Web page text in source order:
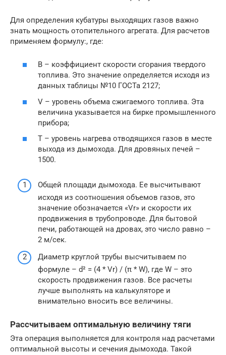
Для определения кубатуры выходящих газов важно
знать мощность отопительного агрегата. Для расчетов
применяем формулу:, где:
В – коэффициент скорости сгорания твердого
топлива. Это значение определяется исходя из
данных таблицы №10 ГОСТа 2127;
V – уровень объема сжигаемого топлива. Эта
величина указывается на бирке промышленного
прибора;
Т – уровень нагрева отводящихся газов в месте
выхода из дымохода. Для дровяных печей –
1500.
Общей площади дымохода. Ее высчитывают
исходя из соотношения объемов газов, это
значение обозначается «Vr» и скорости их
продвижения в трубопроводе. Для бытовой
печи, работающей на дровах, это число равно –
2 м/сек.
Диаметр круглой трубы высчитываем по
формуле – d² = (4 * Vr) / (π * W), где W – это
скорость продвижения газов. Все расчеты
лучше выполнять на калькуляторе и
внимательно вносить все величины.
Рассчитываем оптимальную величину тяги
Эта операция выполняется для контроля над расчетами
оптимальной высоты и сечения дымохода. Такой